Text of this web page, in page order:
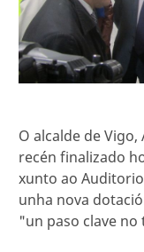
O alcalde de
recén finalizado
xunto ao
unha nova
"un paso clave